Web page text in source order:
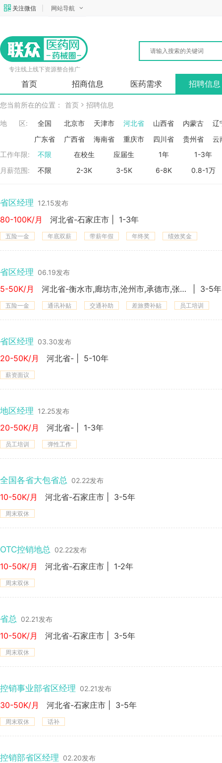
关注微信 网站导航
专注线上线下资源整合推广
首页 招商信息 医药需求 招聘信息
您当前所在的位置： 首页 招聘信息
地 区: 全国 北京市 天津市 河北省 山西省 内蒙古
辽
广东省
广西省 海南省 重庆市 四川省 贵州省
云
工作年限:
不限 在校生 应届生 1年
1-3年
月薪范围:
不限 2-3K 3-5K 6-8K 0.8-1万
省区经理 12.15发布
80-100K/月 河北省-石家庄市 1-3年
五险一金 年底双薪 带薪年假 年终奖 绩效奖金
省区经理 06.19发布
5-50K/月 河北省-衡水市,廊坊市,沧州市,承德市,张家口市,保定市,邢台市,邯郸市,秦皇岛市,唐山市,石家庄市 3-5年
五险一金 通讯补贴 交通补助 差旅费补贴 员工培训
省区经理 03.30发布
20-50K/月 河北省- 5-10年
薪资面议
地区经理 12.25发布
20-50K/月 河北省- 1-3年
员工培训 弹性工作
全国各省大包省总 02.22发布
10-50K/月 河北省-石家庄市 3-5年
周末双休
OTC控销地总 02.22发布
10-50K/月 河北省-石家庄市 1-2年
周末双休
省总 02.21发布
10-50K/月 河北省-石家庄市 3-5年
周末双休
控销事业部省区经理 02.21发布
30-50K/月 河北省-石家庄市 3-5年
周末双休 话补
控销部省区经理 02.20发布